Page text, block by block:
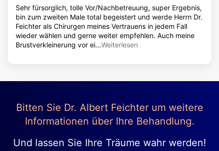
Narbenbehandlung
Lipom entfernen
Aknenarben entfernen
Vaginalstraffung
Schamhügelverkleinerung
Sehr fürsorglich, tolle Vor/Nachbetreuung, super Ergebnis,
bin zum zweiten Male total begeistert und werde Herrn Dr.
Feichter als Chirurgen meines Vertrauens in jedem Fall
wieder wählen und gerne weiter empfehlen. Auch meine
Brustverkleinerung vor ei...Weiterlesen
Bitten Sie Dr. Albert Feichter um weitere
Informationen über Ihre Behandlung.
Und lassen Sie Ihre Träume wahr werden!